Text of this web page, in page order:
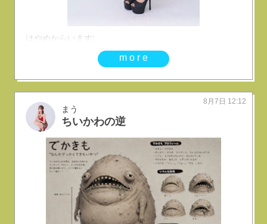
はやめからいます❕
more
まう
ちいかわの逆
8月7日 12:12